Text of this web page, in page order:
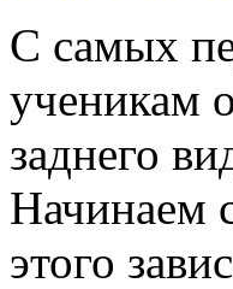
С самых
ученикам
заднего
Начинаем
этого